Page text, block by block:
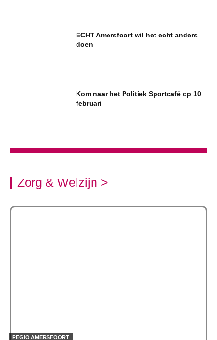
ECHT Amersfoort wil het echt anders
doen
Kom naar het Politiek Sportcafé op 10
februari
Zorg & Welzijn >
REGIO AMERSFOORT